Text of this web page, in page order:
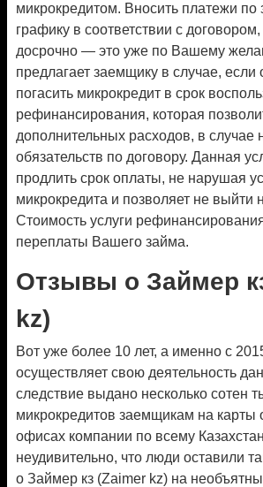
микрокредитом. Вносить платежи
графику в соответствии с
досрочно — это уже по Вашему
предлагает заемщику в случае, если
погасить микрокредит в срок
рефинансирования, которая
дополнительных расходов, в случае
обязательств по договору. Данная
продлить срок оплаты, не нарушая
микрокредита и позволяет не выйти
Стоимость услуги
переплаты Вашего займа.
Отзывы о Займер
kz)
Вот уже более 10 лет, а именно с
осуществляет свою деятельность
следствие выдано несколько сотен
микрокредитов заемщикам на карты
офисах компании по всему
неудивительно, что люди оставили
о Займер кз (Zaimer kz) на